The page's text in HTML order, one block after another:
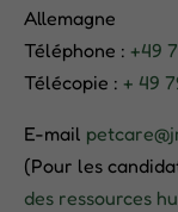
Allemagne
Téléphone : +49
Télécopie : + 49
E-mail
(Pour les
des ressources